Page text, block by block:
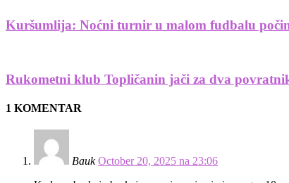
Kuršumlija: Noćni turnir u malom fudbalu
Rukometni klub Topličanin jači za dva
1 KOMENTAR
Bauk October 20, 2025 na 23:06